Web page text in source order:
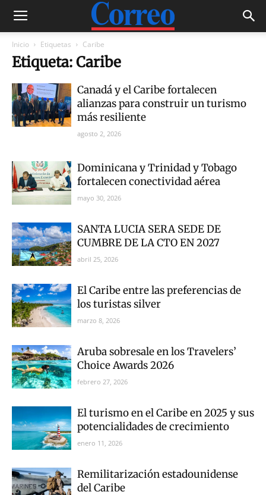
Inicio Etiquetas Caribe
Etiqueta: Caribe
Canadá y el Caribe fortalecen
alianzas para construir un turismo
más resiliente
agosto 2, 2026
Dominicana y Trinidad y Tobago
fortalecen conectividad aérea
mayo 30, 2026
SANTA LUCIA SERA SEDE DE
CUMBRE DE LA CTO EN 2027
abril 25, 2026
El Caribe entre las preferencias de
los turistas silver
marzo 8, 2026
Aruba sobresale en los Travelers’
Choice Awards 2026
febrero 27, 2026
El turismo en el Caribe en 2025 y sus
potencialidades de crecimiento
enero 11, 2026
Remilitarización estadounidense
del Caribe